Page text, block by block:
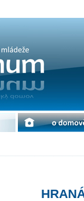
| cdm
o domově